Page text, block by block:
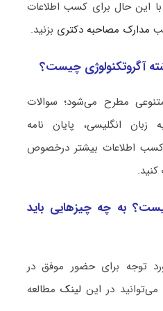
این حال برای کسب اطلاعات
مدارک مصاحبه دکتری بزنید.
آگروتکنولوژی چیست؟
مطرح می‌شود؛ سوالات
انگلیسی، پایان نامه
اطلاعات بیشتر درخصوص
به چه چیزهایی باید
توجه برای حضور موفق در
در این لینکمطالعه